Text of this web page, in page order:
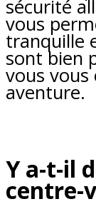
sécurité
vous
tranquille
sont bien
vous
aventure.
Y a-t-il
centre-